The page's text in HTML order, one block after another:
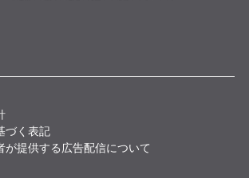
づく表記
が提供する広告配信について